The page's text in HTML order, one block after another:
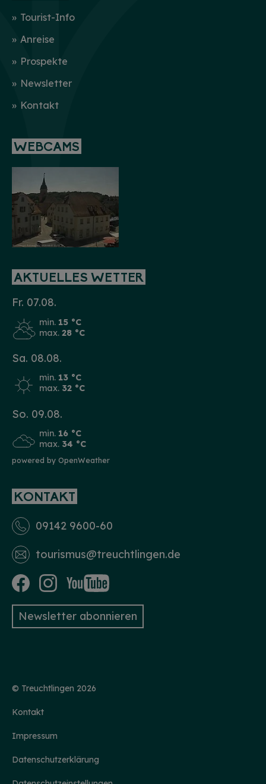
Tourist-Info
Anreise
Prospekte
Newsletter
Kontakt
WEBCAMS
AKTUELLES WETTER
Fr. 07.08.
min. 15 °C
max. 28 °C
Sa. 08.08.
min. 13 °C
max. 32 °C
So. 09.08.
min. 16 °C
max. 34 °C
powered by OpenWeather
KONTAKT
09142 9600-60
tourismus­@treuchtlingen.de
Newsletter abonnieren
© Treuchtlingen 2026
Kontakt
Impressum
Datenschutzerklärung